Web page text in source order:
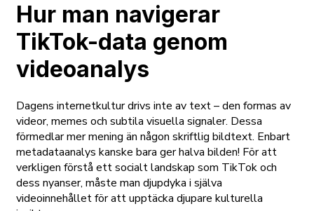
Hur man navigerar
TikTok-data genom
videoanalys
Dagens internetkultur drivs inte av text – den formas av
videor, memes och subtila visuella signaler. Dessa
förmedlar mer mening än någon skriftlig bildtext. Enbart
metadataanalys kanske bara ger halva bilden! För att
verkligen förstå ett socialt landskap som TikTok och
dess nyanser, måste man djupdyka i själva
videoinnehållet för att upptäcka djupare kulturella